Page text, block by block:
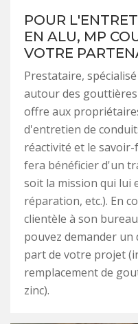
POUR
EN ALU, MP
VOTRE
Prestataire,
autour des
offre aux
d'entretien de
réactivité et le
fera bénéficier d'un
soit la mission qui lui
réparation, etc.). En
clientèle à son
pouvez demander
part de votre projet
remplacement de
zinc).